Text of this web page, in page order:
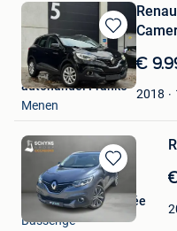
Bewaren
in
Mijn
Favorieten
€
2018
autohandel Franko
Menen
Bewaren
in
Mijn
Favorieten
Peugeot Schyns Visée
Bassenge